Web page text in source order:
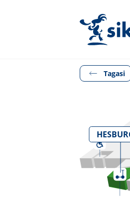
Tagasi